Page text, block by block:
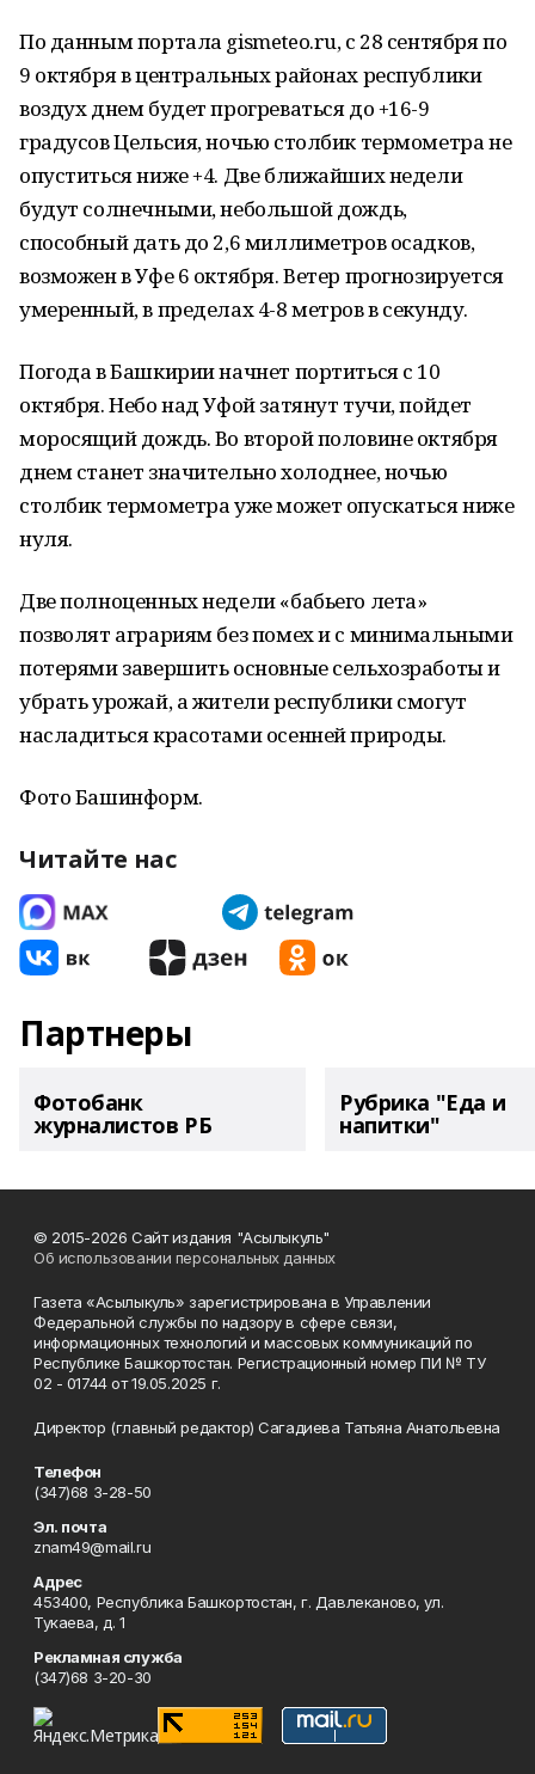
По данным портала gismeteo.ru, с 28 сентября по
9 октября в центральных районах республики
воздух днем будет прогреваться до +16-9
градусов Цельсия, ночью столбик термометра не
опуститься ниже +4. Две ближайших недели
будут солнечными, небольшой дождь,
способный дать до 2,6 миллиметров осадков,
возможен в Уфе 6 октября. Ветер прогнозируется
умеренный, в пределах 4-8 метров в секунду.
Погода в Башкирии начнет портиться с 10
октября. Небо над Уфой затянут тучи, пойдет
моросящий дождь. Во второй половине октября
днем станет значительно холоднее, ночью
столбик термометра уже может опускаться ниже
нуля.
Две полноценных недели «бабьего лета»
позволят аграриям без помех и с минимальными
потерями завершить основные сельхозработы и
убрать урожай, а жители республики смогут
насладиться красотами осенней природы.
Фото Башинформ.
Читайте нас
Партнеры
Фотобанк
журналистов РБ
Рубрика "Еда и
напитки"
© 2015-2026 Сайт издания "Асылыкуль"
Об использовании персональных данных
Газета «Асылыкуль» зарегистрирована в Управлении
Федеральной службы по надзору в сфере связи,
информационных технологий и массовых коммуникаций по
Республике Башкортостан. Регистрационный номер ПИ № ТУ
02 - 01744 от 19.05.2025 г.
Директор (главный редактор) Сагадиева Татьяна Анатольевна
Телефон
(347)68 3-28-50
Эл. почта
znam49@mail.ru
Адрес
453400, Республика Башкортостан, г. Давлеканово, ул.
Тукаева, д. 1
Рекламная служба
(347)68 3-20-30